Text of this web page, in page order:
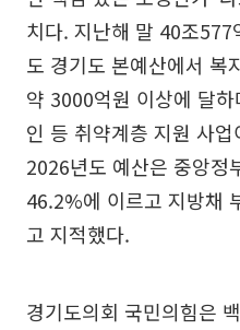
치다. 지난해 말 40조
도 경기도 본예산에서 복
약 3000억원 이상에 달
인 등 취약계층 지원 사
2026년도 예산은 중앙정
46.2%에 이르고 지방채
고 지적했다.
경기도의회 국민의힘은